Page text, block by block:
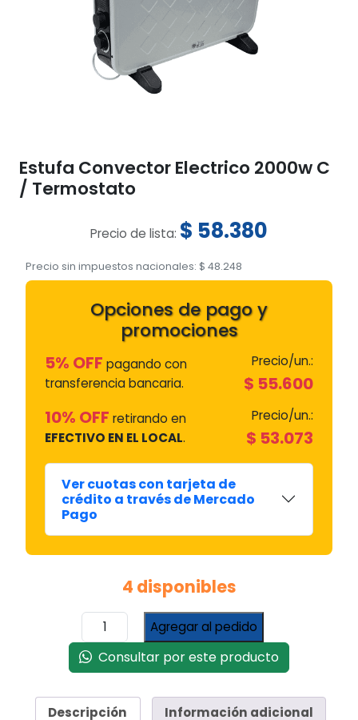
Estufa Convector Electrico 2000w C
/ Termostato
Precio de lista: $ 58.380
Precio sin impuestos nacionales: $ 48.248
Opciones de pago y
promociones
5% OFF pagando con
transferencia bancaria.
Precio/un.:
$ 55.600
10% OFF retirando en
EFECTIVO EN EL LOCAL.
Precio/un.:
$ 53.073
Ver cuotas con tarjeta de
crédito a través de Mercado
Pago
4 disponibles
Estufa
Convector
Electrico
2000w
/
Agregar al pedido
Consultar por este producto
Descripción Información adicional